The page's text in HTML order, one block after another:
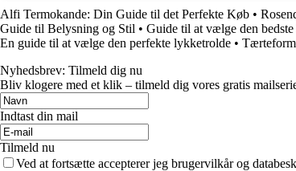
Alfi Termokande: Din Guide til det Perfekte Køb •
Guide til Belysning og Stil • Guide til at vælge den
En guide til at vælge den perfekte lykketrolde •
Nyhedsbrev: Tilmeld dig nu
Bliv klogere med et klik – tilmeld dig vores gratis
Indtast din mail
Tilmeld nu
Ved at fortsætte accepterer jeg brugervilkår og